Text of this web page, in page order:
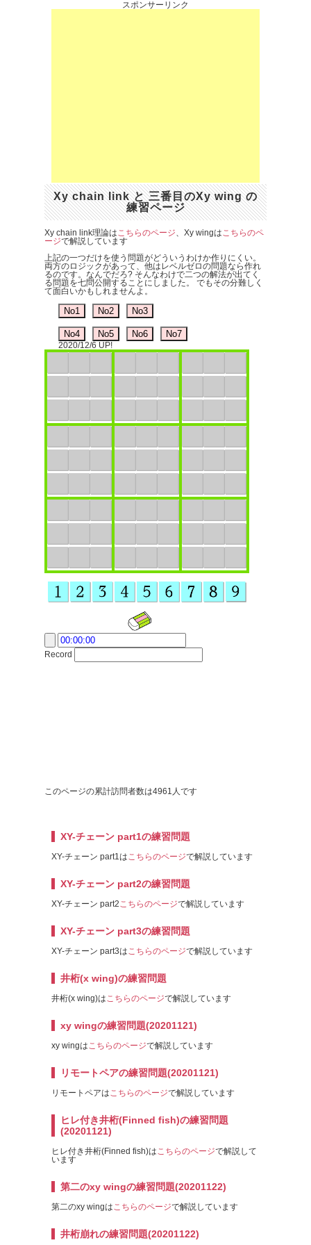
スポンサーリンク
Xy chain link と 三番目のXy wing の
練習ページ
Xy chain link理論はこちらのページ、Xy wingはこちらのペ
ージで解説しています
上記の一つだけを使う問題がどういうわけか作りにくい。
両方のロジックがあって、他はレベルゼロの問題なら作れ
るのです。なんでだろ? そんなわけで二つの解法が出てく
る問題を七問公開することにしました。 でもその分難しく
て面白いかもしれませんよ。
No1 No2 No3
No4 No5 No6 No7
2020/12/6 UP!
Record
このページの累計訪問者数は4961人です
XY-チェーン part1の練習問題
XY-チェーン part1はこちらのページで解説しています
XY-チェーン part2の練習問題
XY-チェーン part2こちらのページで解説しています
XY-チェーン part3の練習問題
XY-チェーン part3はこちらのページで解説しています
井桁(x wing)の練習問題
井桁(x wing)はこちらのページで解説しています
xy wingの練習問題(20201121)
xy wingはこちらのページで解説しています
リモートペアの練習問題(20201121)
リモートペアはこちらのページで解説しています
ヒレ付き井桁(Finned fish)の練習問題
(20201121)
ヒレ付き井桁(Finned fish)はこちらのページで解説して
います
第二のxy wingの練習問題(20201122)
第二のxy wingはこちらのページで解説しています
井桁崩れの練習問題(20201122)